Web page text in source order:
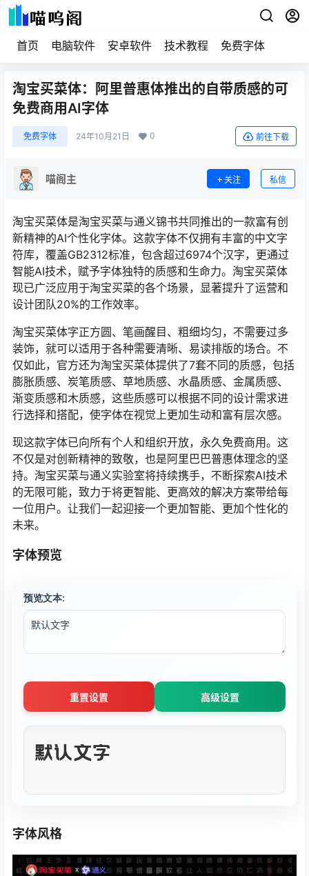
首页 电脑软件 安卓软件 技术教程 免费字体
淘宝买菜体：阿里普惠体推出的自带质感的可
免费商用AI字体
免费字体 24年10月21日 0 前往下载
喵阁主 关注 私信
淘宝买菜体是淘宝买菜与通义锦书共同推出的一款富有创
新精神的AI个性化字体。这款字体不仅拥有丰富的中文字
符库，覆盖GB2312标准，包含超过6974个汉字，更通过
智能AI技术，赋予字体独特的质感和生命力。淘宝买菜体
现已广泛应用于淘宝买菜的各个场景，显著提升了运营和
设计团队20%的工作效率。
淘宝买菜体字正方圆、笔画醒目、粗细均匀，不需要过多
装饰，就可以适用于各种需要清晰、易读排版的场合。不
仅如此，官方还为淘宝买菜体提供了7套不同的质感，包括
膨胀质感、炭笔质感、草地质感、水晶质感、金属质感、
渐变质感和木质感，这些质感可以根据不同的设计需求进
行选择和搭配，使字体在视觉上更加生动和富有层次感。
现这款字体已向所有个人和组织开放，永久免费商用。这
不仅是对创新精神的致敬，也是阿里巴巴普惠体理念的坚
持。淘宝买菜与通义实验室将持续携手，不断探索AI技术
的无限可能，致力于将更智能、更高效的解决方案带给每
一位用户。让我们一起迎接一个更加智能、更加个性化的
未来。
字体预览
预览文本:
大小 (8px-100px)
字重 (100-900)
字距 (-5px-20px)
重置设置 高级设置
默认文字
字体风格